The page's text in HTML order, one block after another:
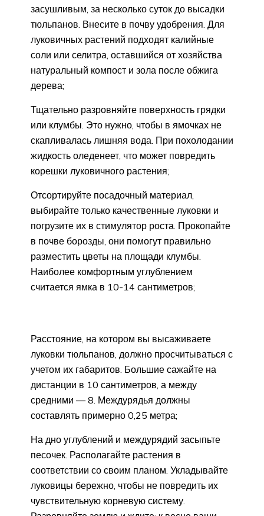
засушливым, за несколько суток до высадки
тюльпанов. Внесите в почву удобрения. Для
луковичных растений подходят калийные
соли или селитра, оставшийся от хозяйства
натуральный компост и зола после обжига
дерева;
Тщательно разровняйте поверхность грядки
или клумбы. Это нужно, чтобы в ямочках не
скапливалась лишняя вода. При похолодании
жидкость оледенеет, что может повредить
корешки луковичного растения;
Отсортируйте посадочный материал,
выбирайте только качественные луковки и
погрузите их в стимулятор роста. Прокопайте
в почве борозды, они помогут правильно
разместить цветы на площади клумбы.
Наиболее комфортным углублением
считается ямка в 10-14 сантиметров;
Расстояние, на котором вы высаживаете
луковки тюльпанов, должно просчитываться с
учетом их габаритов. Большие сажайте на
дистанции в 10 сантиметров, а между
средними — 8. Междурядья должны
составлять примерно 0,25 метра;
На дно углублений и междурядий засыпьте
песочек. Располагайте растения в
соответствии со своим планом. Укладывайте
луковицы бережно, чтобы не повредить их
чувствительную корневую систему.